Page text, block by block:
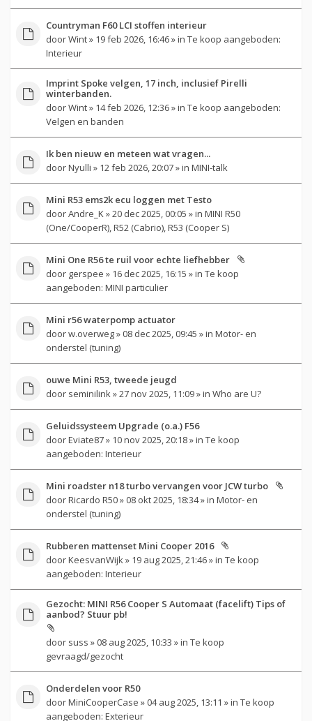
Countryman F60 LCI stoffen interieur
doorWint» 19 feb 2026, 16:46 » in Te koop aangeboden:
Interieur
Imprint Spoke velgen, 17 inch, inclusief Pirelli
winterbanden.
doorWint» 14 feb 2026, 12:36 » in Te koop aangeboden:
Velgen en banden
Ik ben nieuw en meteen wat vragen...
doorNyulli » 12 feb 2026, 20:07 » in MINI-talk
Mini R53 ems2k ecu loggen met Testo
doorAndre_K » 20 dec 2025, 00:05 » in MINI R50
(One/CooperR), R52 (Cabrio), R53 (Cooper S)
Mini One R56 te ruil voor echte liefhebber
door gerspee » 16 dec 2025, 16:15 » in Te koop
aangeboden: MINI particulier
Mini r56 waterpomp actuator
doorw.overweg» 08 dec 2025, 09:45 » in Motor- en
onderstel (tuning)
ouwe Mini R53, tweede jeugd
door seminilink » 27 nov 2025, 11:09 » in Who are U?
Geluidssysteem Upgrade (o.a.) F56
doorEviate87» 10 nov 2025, 20:18 » in Te koop
aangeboden: Interieur
Mini roadster n18 turbo vervangen voor JCW turbo
doorRicardo R50» 08 okt 2025, 18:34 » in Motor- en
onderstel (tuning)
Rubberen mattenset Mini Cooper 2016
doorKeesvanWijk » 19 aug 2025, 21:46 » in Te koop
aangeboden: Interieur
Gezocht: MINI R56 Cooper S Automaat (facelift) Tips of
aanbod? Stuur pb!
door suss » 08 aug 2025, 10:33 » in Te koop
gevraagd/gezocht
Onderdelen voor R50
doorMiniCooperCase » 04 aug 2025, 13:11 » in Te koop
aangeboden: Exterieur